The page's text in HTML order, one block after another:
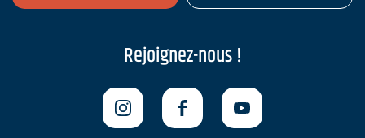
Rejoignez-nous !